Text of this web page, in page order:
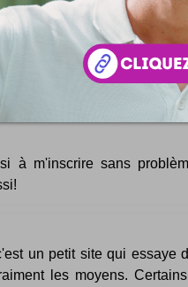
Ca me plait et j'aimerais
! Voilà deux jours que
pourquoi je voudrais bien
à m'inscrire sans
un petit site qui essaye
les moyens.